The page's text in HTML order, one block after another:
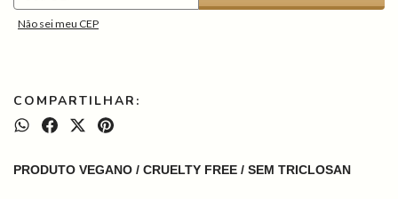
Não sei meu CEP
COMPARTILHAR:
PRODUTO VEGANO / CRUELTY FREE / SEM TRICLOSAN